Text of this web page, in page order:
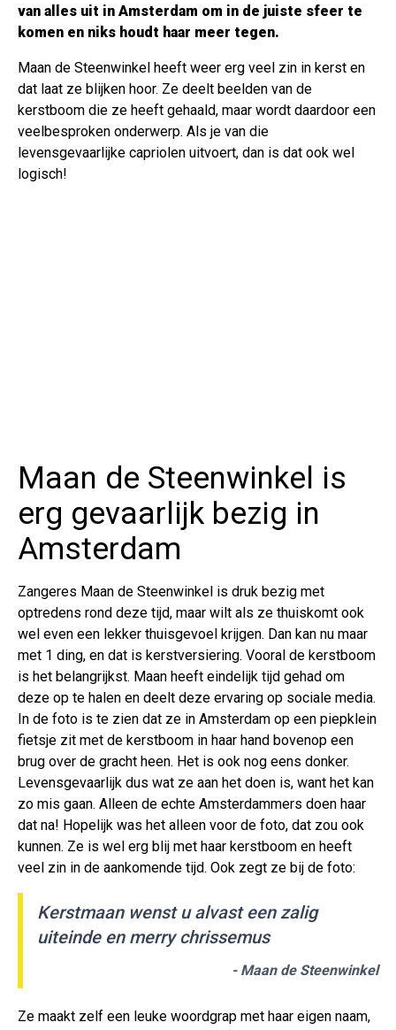
van alles uit in Amsterdam om in de juiste sfeer te
komen en niks houdt haar meer tegen.
Maan de Steenwinkel heeft weer erg veel zin in kerst en
dat laat ze blijken hoor. Ze deelt beelden van de
kerstboom die ze heeft gehaald, maar wordt daardoor een
veelbesproken onderwerp. Als je van die
levensgevaarlijke capriolen uitvoert, dan is dat ook wel
logisch!
Maan de Steenwinkel is
erg gevaarlijk bezig in
Amsterdam
Zangeres Maan de Steenwinkel is druk bezig met
optredens rond deze tijd, maar wilt als ze thuiskomt ook
wel even een lekker thuisgevoel krijgen. Dan kan nu maar
met 1 ding, en dat is kerstversiering. Vooral de kerstboom
is het belangrijkst. Maan heeft eindelijk tijd gehad om
deze op te halen en deelt deze ervaring op sociale media.
In de foto is te zien dat ze in Amsterdam op een piepklein
fietsje zit met de kerstboom in haar hand bovenop een
brug over de gracht heen. Het is ook nog eens donker.
Levensgevaarlijk dus wat ze aan het doen is, want het kan
zo mis gaan. Alleen de echte Amsterdammers doen haar
dat na! Hopelijk was het alleen voor de foto, dat zou ook
kunnen. Ze is wel erg blij met haar kerstboom en heeft
veel zin in de aankomende tijd. Ook zegt ze bij de foto:
Kerstmaan wenst u alvast een zalig
uiteinde en merry chrissemus
- Maan de Steenwinkel
Ze maakt zelf een leuke woordgrap met haar eigen naam,